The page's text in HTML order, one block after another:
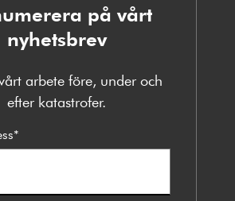
på vårt
nyhetsbrev
arbete före, under och
efter katastrofer.
*